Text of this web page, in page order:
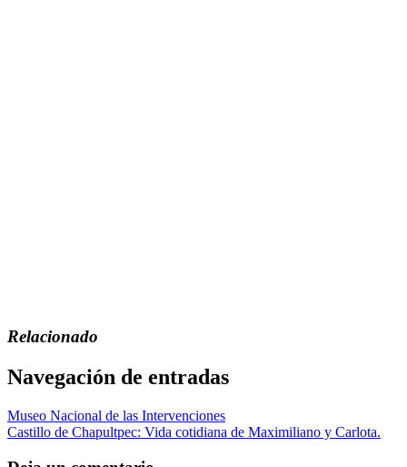
Relacionado
Navegación de entradas
Museo Nacional de las Intervenciones
Castillo de Chapultpec: Vida cotidiana de Maximiliano y Carlota.